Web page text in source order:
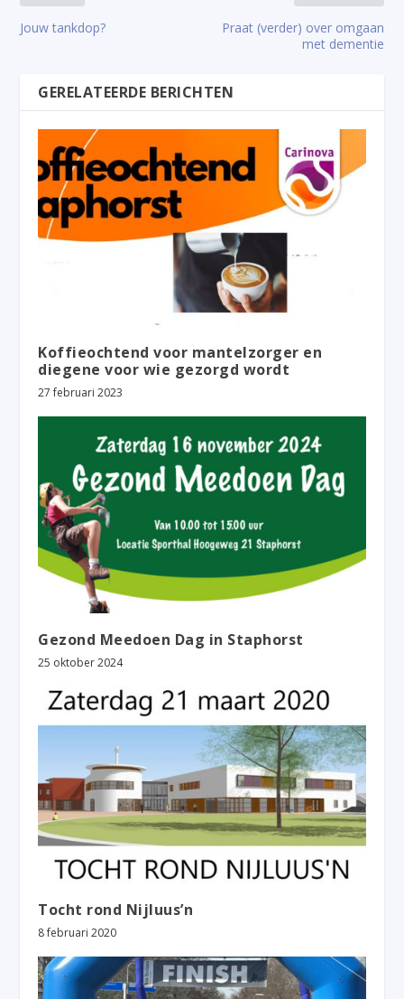
Jouw tankdop?
Praat (verder) over omgaan
met dementie
GERELATEERDE BERICHTEN
Koffieochtend voor mantelzorger en
diegene voor wie gezorgd wordt
27 februari 2023
Gezond Meedoen Dag in Staphorst
25 oktober 2024
Tocht rond Nijluus’n
8 februari 2020